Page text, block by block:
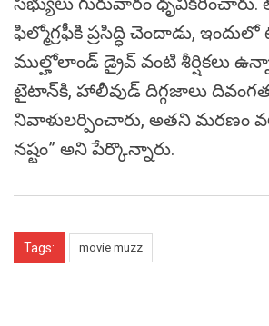
ఫిల్మోగ్రఫీకి ప్రసిద్ధి చెందాడు, ఇందులో
ముల్హోలాండ్ డ్రైవ్ వంటి శీర్షికలు
టైటాన్‌కి, హాలీవుడ్ దిగ్గజాలు దివంగత
నివాళులర్పించారు, అతని మరణం
నష్టం” అని పేర్కొన్నారు.
Tags: movie muzz